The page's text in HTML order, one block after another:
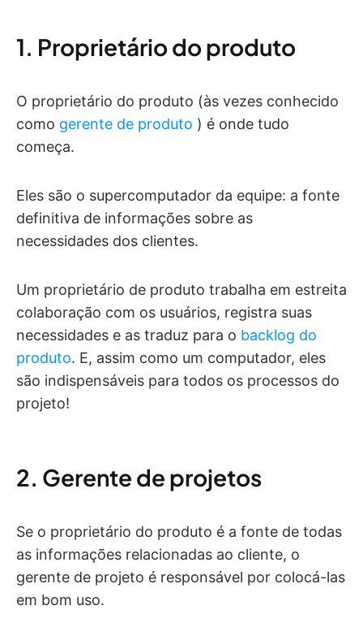
1. Proprietário do produto
O proprietário do produto (às vezes conhecido
como gerente de produto ) é onde tudo
começa.
Eles são o supercomputador da equipe: a fonte
definitiva de informações sobre as
necessidades dos clientes.
Um proprietário de produto trabalha em estreita
colaboração com os usuários, registra suas
necessidades e as traduz para o backlog do
produto. E, assim como um computador, eles
são indispensáveis para todos os processos do
projeto!
2. Gerente de projetos
Se o proprietário do produto é a fonte de todas
as informações relacionadas ao cliente, o
gerente de projeto é responsável por colocá-las
em bom uso.